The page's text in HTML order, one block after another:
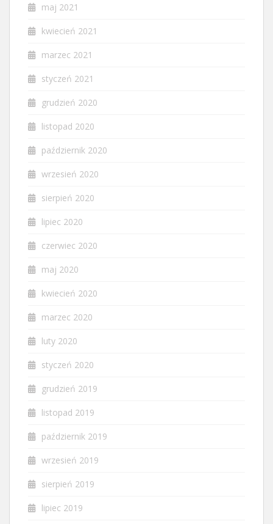
maj 2021
kwiecień 2021
marzec 2021
styczeń 2021
grudzień 2020
listopad 2020
październik 2020
wrzesień 2020
sierpień 2020
lipiec 2020
czerwiec 2020
maj 2020
kwiecień 2020
marzec 2020
luty 2020
styczeń 2020
grudzień 2019
listopad 2019
październik 2019
wrzesień 2019
sierpień 2019
lipiec 2019